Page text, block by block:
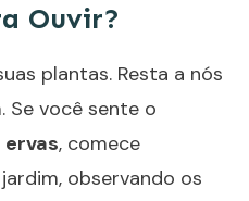
Ouvir?
plantas. Resta a nós
Se você sente o
ervas, comece
observando os